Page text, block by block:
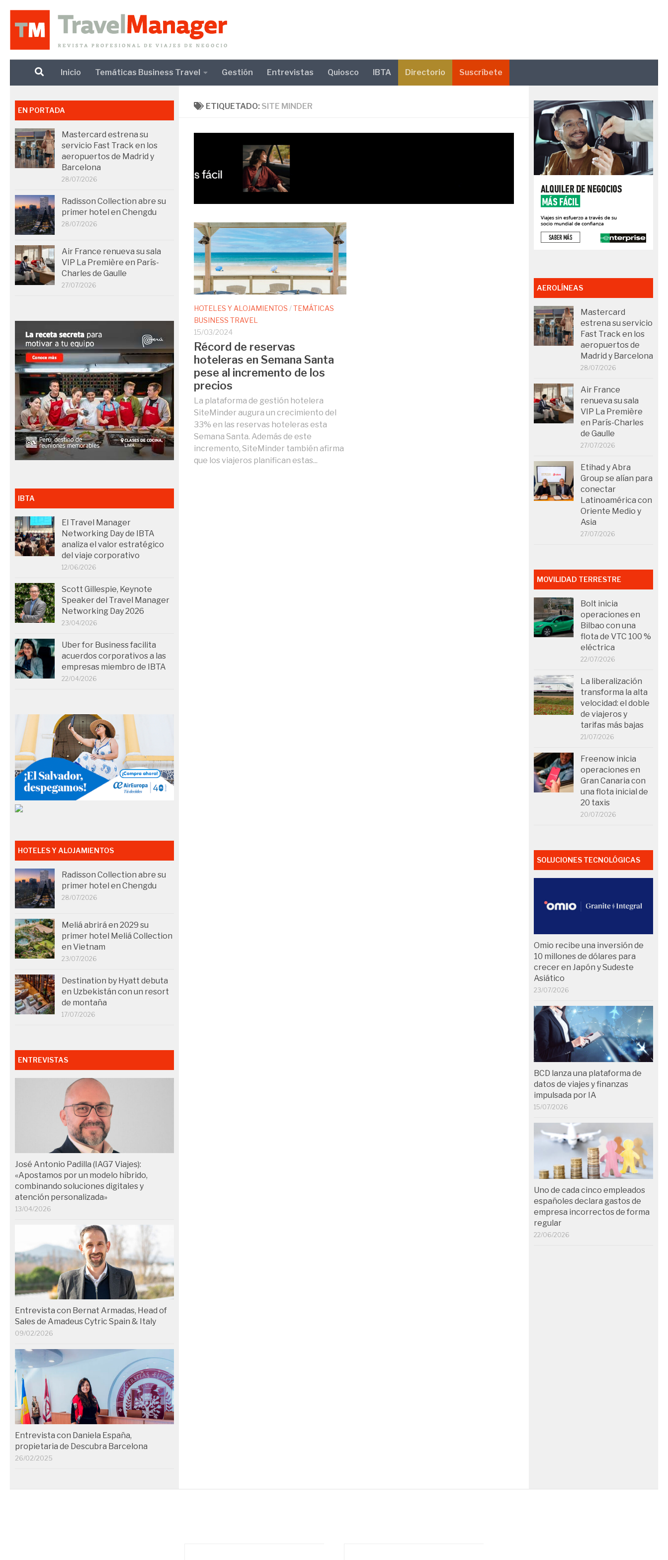
Debajo del contenido
Inicio Temáticas Business Travel Gestión Entrevistas Quiosco IBTA Directorio Suscríbete
ETIQUETADO: SITE MINDER
HOTELES Y ALOJAMIENTOS /TEMÁTICAS
BUSINESS TRAVEL
15/03/2024
Récord de reservas
hoteleras en Semana Santa
pese al incremento de los
precios
La plataforma de gestión hotelera
SiteMinder augura un crecimiento del
33% en las reservas hoteleras esta
Semana Santa. Además de este
incremento, SiteMinder también afirma
que los viajeros planifican estas...
EN PORTADA
Mastercard estrena su
servicio Fast Track en los
aeropuertos de Madrid y
Barcelona
28/07/2026
Radisson Collection abre su
primer hotel en Chengdu
28/07/2026
Air France renueva su sala
VIP La Première en París-
Charles de Gaulle
27/07/2026
IBTA
El Travel Manager
Networking Day de IBTA
analiza el valor estratégico
del viaje corporativo
12/06/2026
Scott Gillespie, Keynote
Speaker del Travel Manager
Networking Day 2026
23/04/2026
Uber for Business facilita
acuerdos corporativos a las
empresas miembro de IBTA
22/04/2026
HOTELES Y ALOJAMIENTOS
Radisson Collection abre su
primer hotel en Chengdu
28/07/2026
Meliá abrirá en 2029 su
primer hotel Meliá Collection
en Vietnam
23/07/2026
Destination by Hyatt debuta
en Uzbekistán con un resort
de montaña
17/07/2026
ENTREVISTAS
José Antonio Padilla (IAG7 Viajes):
«Apostamos por un modelo híbrido,
combinando soluciones digitales y
atención personalizada»
13/04/2026
Entrevista con Bernat Armadas, Head of
Sales de Amadeus Cytric Spain & Italy
09/02/2026
Entrevista con Daniela España,
propietaria de Descubra Barcelona
26/02/2025
AEROLÍNEAS
Mastercard
estrena su servicio
Fast Track en los
aeropuertos de
Madrid y Barcelona
28/07/2026
Air France
renueva su sala
VIP La Première
en París-Charles
de Gaulle
27/07/2026
Etihad y Abra
Group se alían para
conectar
Latinoamérica con
Oriente Medio y
Asia
27/07/2026
MOVILIDAD TERRESTRE
Bolt inicia
operaciones en
Bilbao con una
flota de VTC 100 %
eléctrica
22/07/2026
La liberalización
transforma la alta
velocidad: el doble
de viajeros y
tarifas más bajas
21/07/2026
Freenow inicia
operaciones en
Gran Canaria con
una flota inicial de
20 taxis
20/07/2026
SOLUCIONES TECNOLÓGICAS
Omio recibe una inversión de
10 millones de dólares para
crecer en Japón y Sudeste
Asiático
23/07/2026
BCD lanza una plataforma de
datos de viajes y finanzas
impulsada por IA
15/07/2026
Uno de cada cinco empleados
españoles declara gastos de
empresa incorrectos de forma
regular
22/06/2026